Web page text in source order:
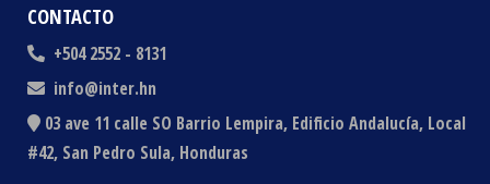
CONTACTO
+504 2552 - 8131
info@inter.hn
03 ave 11 calle SO Barrio Lempira, Edificio Andalucía, Local
#42, San Pedro Sula, Honduras